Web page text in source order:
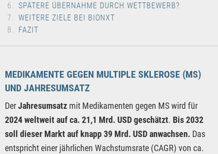
SPÄTERE ÜBERNAHME DURCH WETTBEWERB?
WEITERE ZIELE BEI BIONXT
FAZIT
MEDIKAMENTE GEGEN MULTIPLE SKLEROSE (MS)
UND JAHRESUMSATZ
DerJahresumsatz mit Medikamenten gegen MS wird für
2024 weltweit auf ca. 21,1 Mrd. USD geschätzt. Bis 2032
soll dieser Markt auf knapp 39 Mrd. USD anwachsen. Das
entspricht einer jährlichen Wachstumsrate (CAGR) von ca.